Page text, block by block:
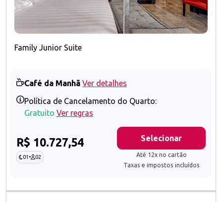
Family Junior Suite
Café da Manhã Ver detalhes
Política de Cancelamento do Quarto:
Gratuito Ver regras
R$ 10.727,54
01 • 02
Selecionar
Até 12x no cartão
Taxas e impostos incluídos